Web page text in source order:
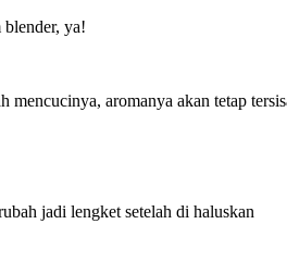
ya!
mencucinya, aromanya akan tetap
jadi lengket setelah di haluskan